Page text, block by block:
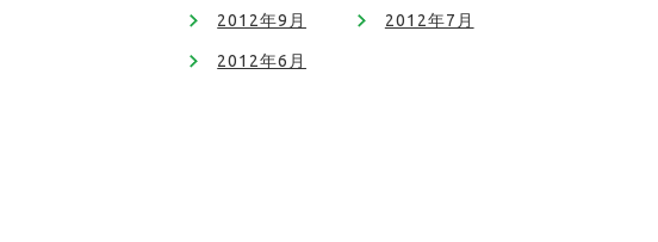
2012年9月 2012年7月
2012年6月